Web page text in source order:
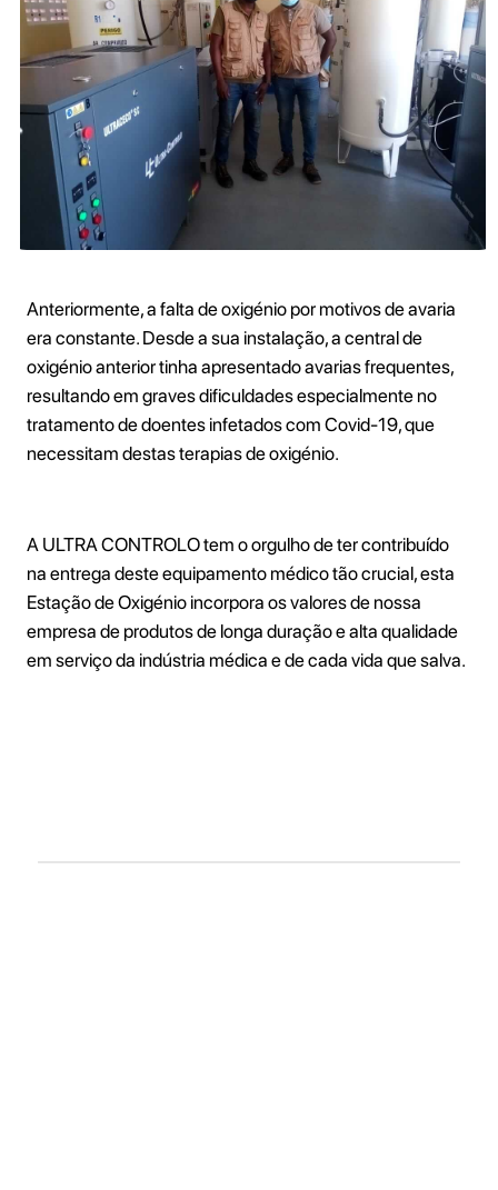
Anteriormente, a falta de oxigénio por motivos de avaria
era constante. Desde a sua instalação, a central de
oxigénio anterior tinha apresentado avarias frequentes,
resultando em graves dificuldades especialmente no
tratamento de doentes infetados com Covid-19, que
necessitam destas terapias de oxigénio.
A ULTRA CONTROLO tem o orgulho de ter contribuído
na entrega deste equipamento médico tão crucial, esta
Estação de Oxigénio incorpora os valores de nossa
empresa de produtos de longa duração e alta qualidade
em serviço da indústria médica e de cada vida que salva.